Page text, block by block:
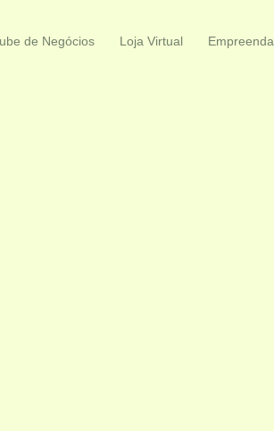
de Negócios Loja Virtual Empreenda